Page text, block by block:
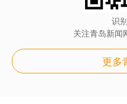
识
关注青岛新闻
更多